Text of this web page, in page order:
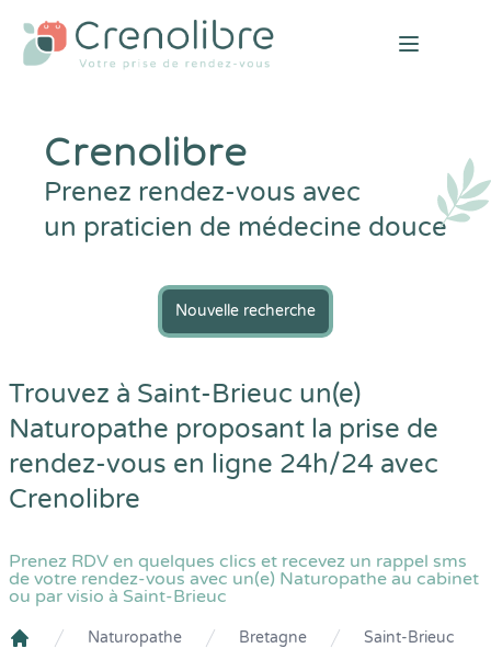
Open
Crenolibre
Prenez rendez-vous avec
un praticien de médecine douce
Nouvelle recherche
Trouvez à Saint-Brieuc un(e)
Naturopathe proposant la prise de
rendez-vous en ligne 24h/24 avec
Crenolibre
Prenez RDV en quelques clics et recevez un rappel sms
de votre rendez-vous avec un(e) Naturopathe au cabinet
ou par visio à Saint-Brieuc
Naturopathe Bretagne Saint-Brieuc